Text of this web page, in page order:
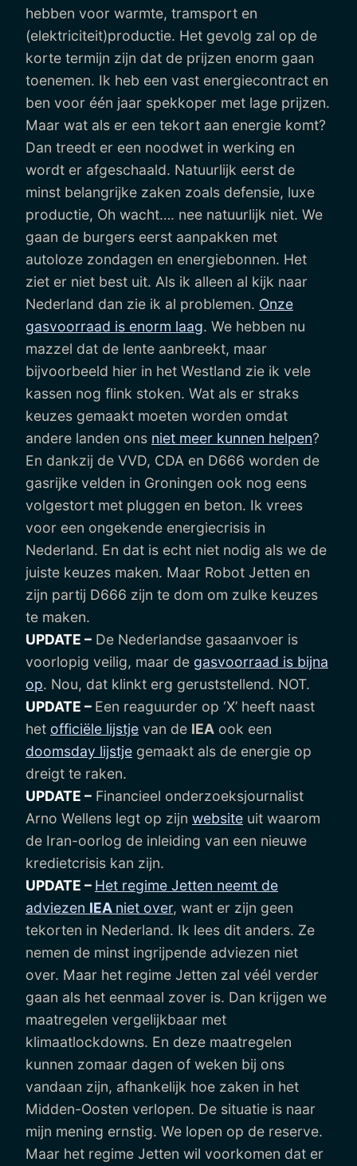
hebben voor warmte, tramsport en
(elektriciteit)productie. Het gevolg zal op de
korte termijn zijn dat de prijzen enorm gaan
toenemen. Ik heb een vast energiecontract en
ben voor één jaar spekkoper met lage prijzen.
Maar wat als er een tekort aan energie komt?
Dan treedt er een noodwet in werking en
wordt er afgeschaald. Natuurlijk eerst de
minst belangrijke zaken zoals defensie, luxe
productie, Oh wacht…. nee natuurlijk niet. We
gaan de burgers eerst aanpakken met
autoloze zondagen en energiebonnen. Het
ziet er niet best uit. Als ik alleen al kijk naar
Nederland dan zie ik al problemen. Onze
gasvoorraad is enorm laag. We hebben nu
mazzel dat de lente aanbreekt, maar
bijvoorbeeld hier in het Westland zie ik vele
kassen nog flink stoken. Wat als er straks
keuzes gemaakt moeten worden omdat
andere landen ons niet meer kunnen helpen?
En dankzij de VVD, CDA en D666 worden de
gasrijke velden in Groningen ook nog eens
volgestort met pluggen en beton. Ik vrees
voor een ongekende energiecrisis in
Nederland. En dat is echt niet nodig als we de
juiste keuzes maken. Maar Robot Jetten en
zijn partij D666 zijn te dom om zulke keuzes
te maken.
UPDATE – De Nederlandse gasaanvoer is
voorlopig veilig, maar de gasvoorraad is bijna
op. Nou, dat klinkt erg geruststellend. NOT.
UPDATE – Een reaguurder op ‘X’ heeft naast
het officiële lijstje van de IEA ook een
doomsday lijstje gemaakt als de energie op
dreigt te raken.
UPDATE – Financieel onderzoeksjournalist
Arno Wellens legt op zijn website uit waarom
de Iran-oorlog de inleiding van een nieuwe
kredietcrisis kan zijn.
UPDATE – Het regime Jetten neemt de
adviezen IEA niet over, want er zijn geen
tekorten in Nederland. Ik lees dit anders. Ze
nemen de minst ingrijpende adviezen niet
over. Maar het regime Jetten zal véél verder
gaan als het eenmaal zover is. Dan krijgen we
maatregelen vergelijkbaar met
klimaatlockdowns. En deze maatregelen
kunnen zomaar dagen of weken bij ons
vandaan zijn, afhankelijk hoe zaken in het
Midden-Oosten verlopen. De situatie is naar
mijn mening ernstig. We lopen op de reserve.
Maar het regime Jetten wil voorkomen dat er